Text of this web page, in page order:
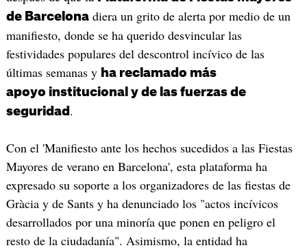
de Barcelonadiera un grito de alerta por medio de un
manifiesto, donde se ha querido desvincular las
festividades populares del descontrol incívico de las
últimas semanas y ha reclamado más
apoyo institucional y de las fuerzas de
seguridad .
Con el 'Manifiesto ante los hechos sucedidos a las Fiestas
Mayores de verano en Barcelona', esta plataforma ha
expresado su soporte a los organizadores de las fiestas de
Gràcia y de Sants y ha denunciado los "actos incívicos
desarrollados por una minoría que ponen en peligro el
resto de la ciudadanía". Asimismo, la entidad ha